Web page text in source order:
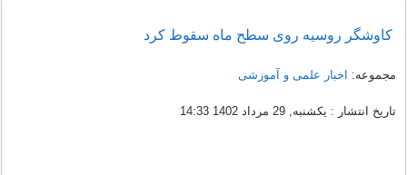
کاوشگر روسیه روی سطح ماه سقوط کرد
مجموعه: اخبار علمی و آموزشی
تاریخ انتشار : یکشنبه, 29 مرداد 1402 14:33